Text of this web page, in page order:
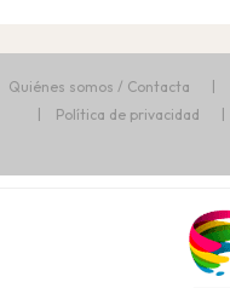
Quiénes somos / Contacta
Política de privacidad